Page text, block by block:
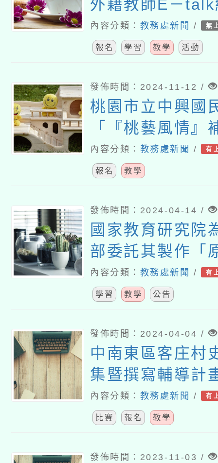
外籍教師E－
國小ABC直播間
內容分類： 教務處新聞 / 無
報名 學習 教學 活動
發佈時間：2024-11-12 /
桃園市立中興國
「『桃藝風情』
請本土相關產業
課」一案
內容分類： 教務處新聞 / 有
報名 教學
發佈時間：2024-04-14 /
國家教育研究院
部委託其製作「
要歷史事件」補
內容分類： 教務處新聞 / 有
學習 教學 公告
發佈時間：2024-04-04 /
中南東區客庄村
集暨撰寫輔導計
會
內容分類： 教務處新聞 / 有
比賽 報名 教學
發佈時間：2023-11-03 /